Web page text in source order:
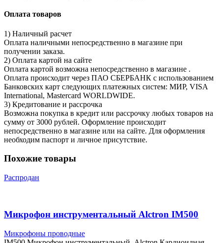
Оплата товаров
1) Наличный расчет
Оплата наличными непосредственно в магазине при
получении заказа.
2) Оплата картой на сайте
Оплата картой возможна непосредственно в магазине .
Оплата происходит через ПАО СБЕРБАНК с использованием
Банковских карт следующих платежных систем: МИР, VISA
International, Mastercard WORLDWIDE.
3) Кредитование и рассрочка
Возможна покупка в кредит или рассрочку любых товаров на
сумму от 3000 рублей. Оформление происходит
непосредственно в магазине или на сайте. Для оформления
необходим паспорт и личное присутствие.
Похожие товары
Распродан
Микрофон инструментальный Alctron IM500
Микрофоны проводные